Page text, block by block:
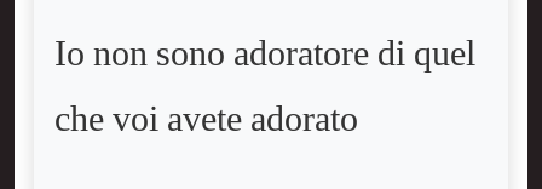
Io non sono adoratore di quel
che voi avete adorato